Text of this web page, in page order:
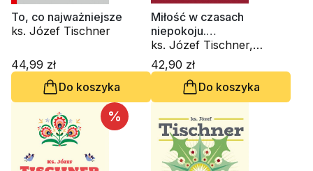
To, co najważniejsze
ks. Józef Tischner
44,99 zł
Do koszyka
Miłość w czasach
niepokoju.
Niepublikowane wykłady
ks. Józef Tischner,
Joanna Podsadecka
42,90 zł
Do koszyka
%